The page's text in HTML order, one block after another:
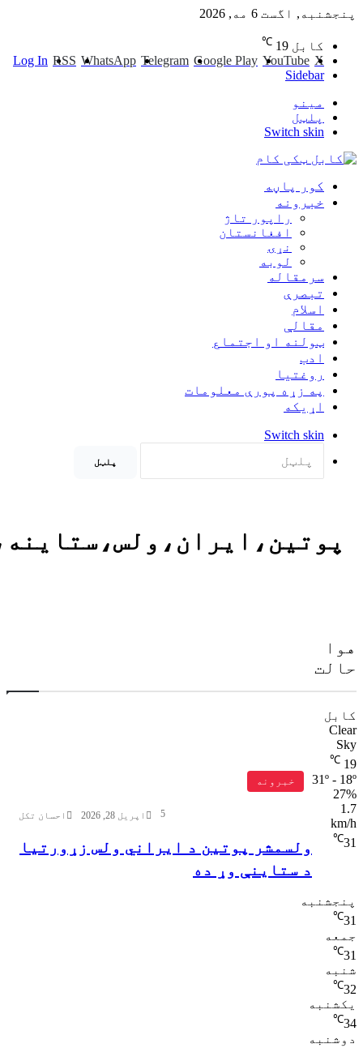
اگست 6 مه, 2026
کابل 19
℃
X
YouTube
Google Play
Telegram
WhatsApp
RSS
Log In
Sidebar
مینو
پلټل
Switch skin
کور پاڼه
خبرونه
راپور تاژ
افغانستان
نړۍ
لوبه
سرمقاله
تبصرې
اسلام
مقالې
ټولنه او اجتماع
ادب
روغتيا
په زړه پورې معلومات
اړيکه
Switch skin
پلټل
پوتین،ایران،ولس،ستاینه،
خبرونه
احسان تکل اپریل 28, 2026
ولسمشر پوتین د ایراني ولس زړورتیا
د ستاینې وړ ده
℃
31º -
km/
℃
℃
℃
℃
℃